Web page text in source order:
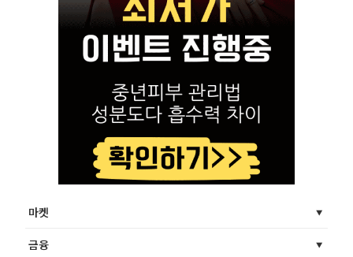
마켓
금융